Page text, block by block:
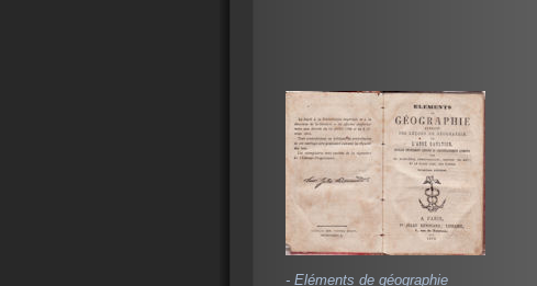
- Eléments de géographie